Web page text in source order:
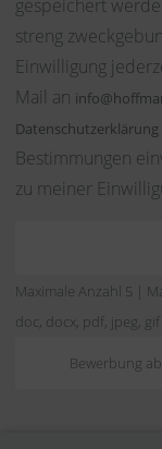
gespeichert
streng
Einwilligung
Mail an
Datenschutzerklärung
Bestimmungen
zu meiner
Maximale Anzahl 5 |
doc, docx, pdf, jpeg, gif